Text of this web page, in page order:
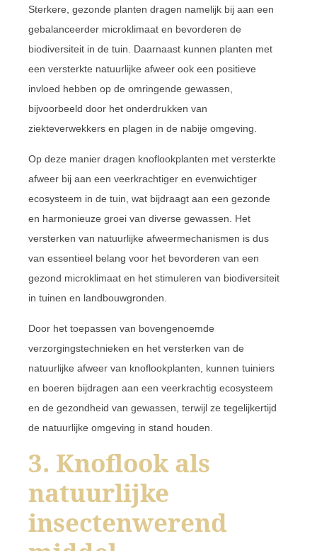
Sterkere, gezonde planten dragen namelijk bij aan een
gebalanceerder microklimaat en bevorderen de
biodiversiteit in de tuin. Daarnaast kunnen planten met
een versterkte natuurlijke afweer ook een positieve
invloed hebben op de omringende gewassen,
bijvoorbeeld door het onderdrukken van
ziekteverwekkers en plagen in de nabije omgeving.
Op deze manier dragen knoflookplanten met versterkte
afweer bij aan een veerkrachtiger en evenwichtiger
ecosysteem in de tuin, wat bijdraagt aan een gezonde
en harmonieuze groei van diverse gewassen. Het
versterken van natuurlijke afweermechanismen is dus
van essentieel belang voor het bevorderen van een
gezond microklimaat en het stimuleren van biodiversiteit
in tuinen en landbouwgronden.
Door het toepassen van bovengenoemde
verzorgingstechnieken en het versterken van de
natuurlijke afweer van knoflookplanten, kunnen tuiniers
en boeren bijdragen aan een veerkrachtig ecosysteem
en de gezondheid van gewassen, terwijl ze tegelijkertijd
de natuurlijke omgeving in stand houden.
3. Knoflook als
natuurlijke
insectenwerend